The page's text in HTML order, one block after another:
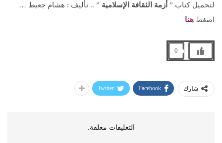
لتحميل كتاب ” أزمة الثقافة الإسلامية ” .. تأليف : هشام جعيط …
اضغط هنا
0
شارك Facebook
Twitter
التعليقات مغلقة.